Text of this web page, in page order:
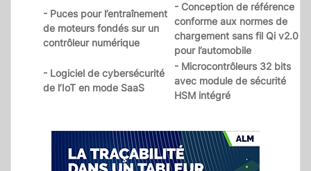
- Puces pour l’entraînement
de moteurs fondés sur un
contrôleur numérique
- Conception de référence
conforme aux normes de
chargement sans fil Qi v2.0
pour l’automobile
- Logiciel de cybersécurité
de l’IoT en mode SaaS
- Microcontrôleurs 32 bits
avec module de sécurité
HSM intégré